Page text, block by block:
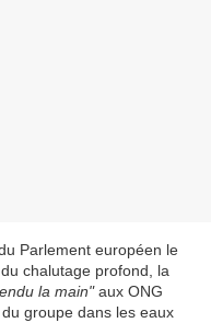
Parlement européen le
chalutage profond, la
la main"aux ONG
groupe dans les eaux